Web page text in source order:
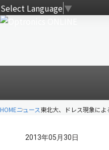
Select Language▼
HOMEニュース東北大、ドレス現象に
2013年05月30日